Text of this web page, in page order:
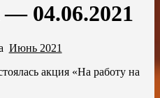
04.06.2021
Июнь 2021
акция «На работу на